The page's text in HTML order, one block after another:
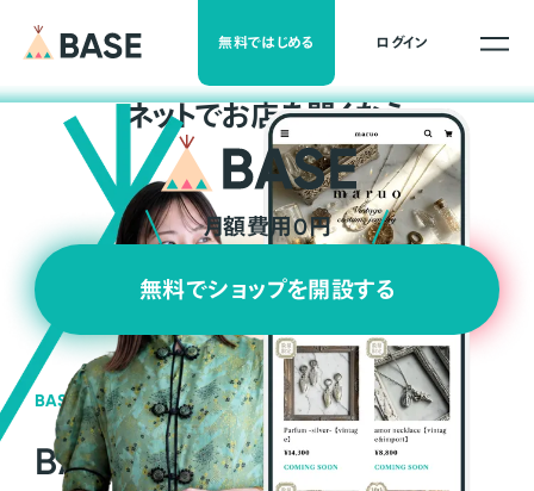
無料ではじめる ログイン
ネットでお店を開くなら
月額費用0円
無料でショップを開設する
BASEの強み
BASEが強い3つの理由